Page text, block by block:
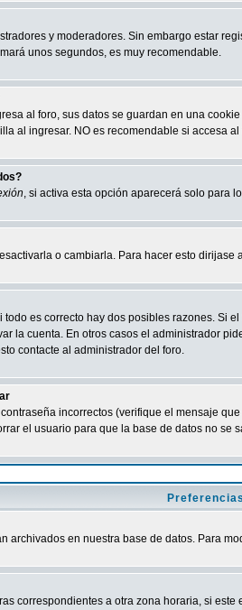
y moderadores. Sin embargo estar
unos segundos, es muy recomendable.
al foro, sus datos se guardan en una
al ingresar. NO es recomendable si accesa
, si activa esta opción aparecerá solo para
o cambiarla. Para hacer esto dirijase
es correcto hay dos posibles razones. Si
la cuenta. En otros casos el administrador
contacte al administrador del foro.
incorrectos (verifique el mensaje
el usuario para que la base de datos no se
archivados en nuestra base de datos. Para
correspondientes a otra zona horaria, si